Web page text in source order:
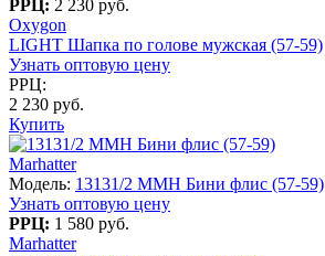
РРЦ: 2 230 руб.
Oxygon
LIGHT Шапка по голове мужская (57-59)
Узнать оптовую цену
РРЦ:
2 230 руб.
Купить
Marhatter
Модель: 13131/2 MMH Бини флис (57-59)
Узнать оптовую цену
РРЦ: 1 580 руб.
Marhatter